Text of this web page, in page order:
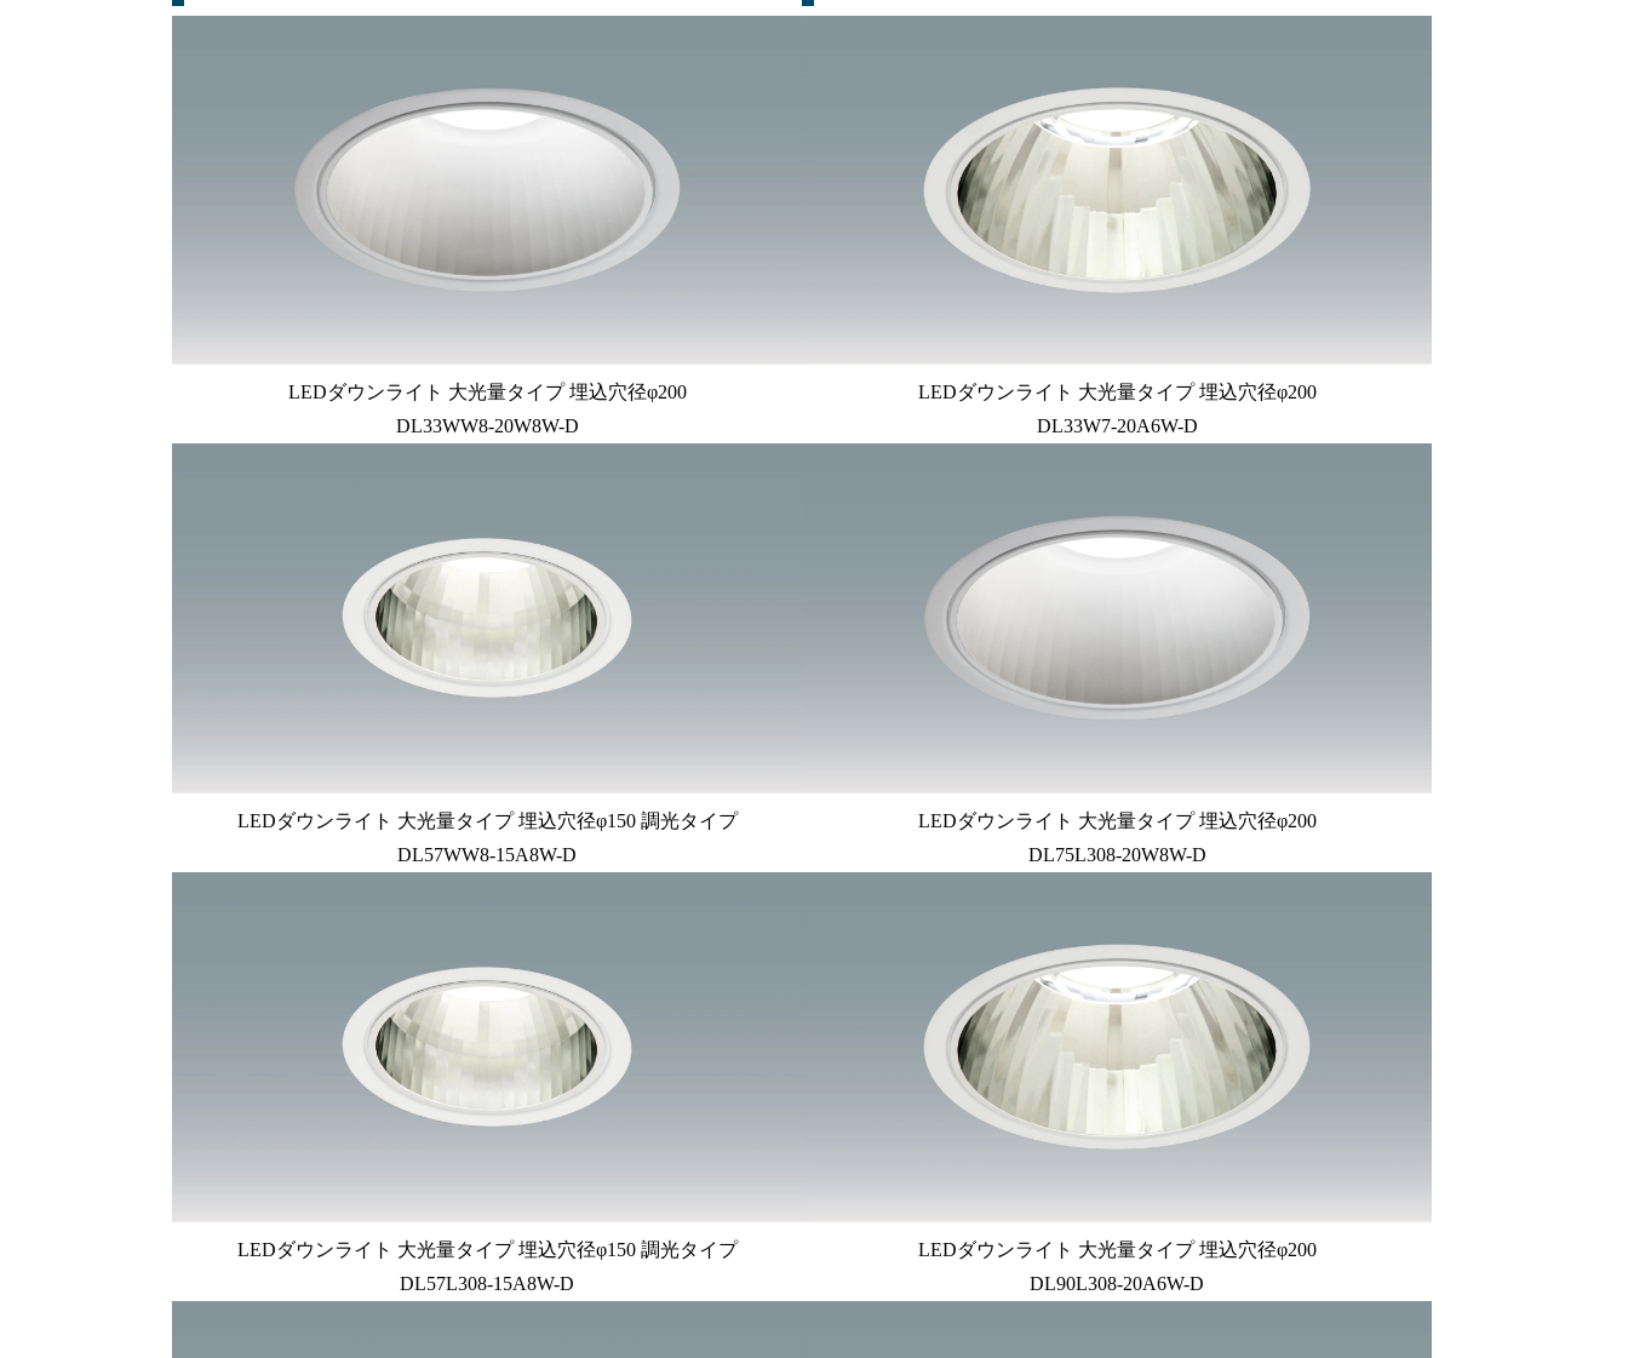
LEDダウンライト 大光量タイプ 埋込穴径φ200
DL33WW8-20W8W-D
LEDダウンライト 大光量タイプ 埋込穴径φ150 調光タイプ
DL57WW8-15A8W-D
LEDダウンライト 大光量タイプ 埋込穴径φ150 調光タイプ
DL57L308-15A8W-D
LEDダウンライト 大光量タイプ 埋込穴径φ200
DL33W7-20A6W-D
LEDダウンライト 大光量タイプ 埋込穴径φ200
DL75L308-20W8W-D
LEDダウンライト 大光量タイプ 埋込穴径φ200
DL90L308-20A6W-D